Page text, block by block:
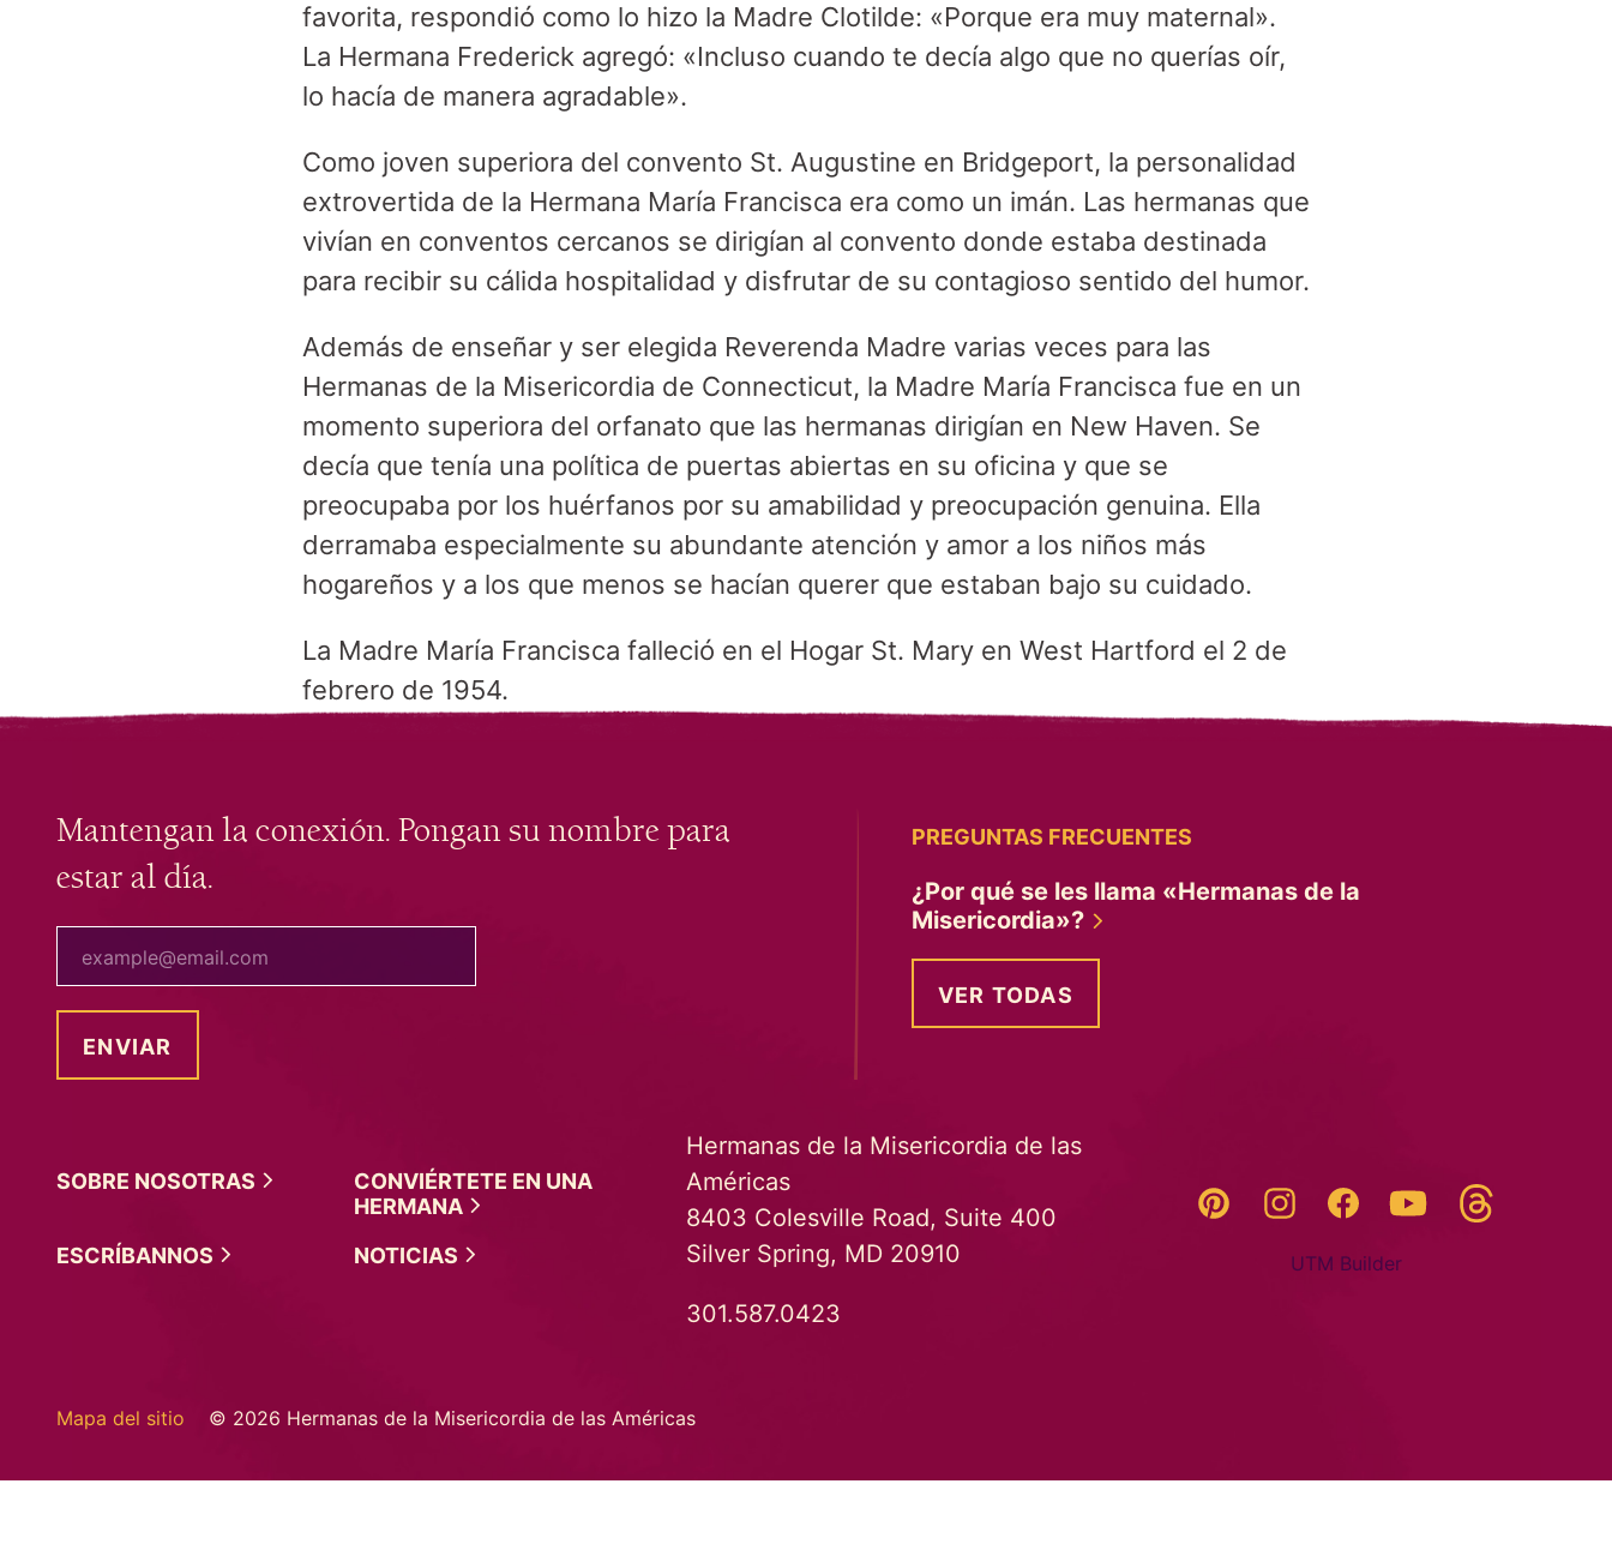
favorita, respondió como lo hizo la Madre Clotilde: «Porque era muy maternal».
La Hermana Frederick agregó: «Incluso cuando te decía algo que no querías oír,
lo hacía de manera agradable».
Como joven superiora del convento St. Augustine en Bridgeport, la personalidad
extrovertida de la Hermana María Francisca era como un imán. Las hermanas que
vivían en conventos cercanos se dirigían al convento donde estaba destinada
para recibir su cálida hospitalidad y disfrutar de su contagioso sentido del humor.
Además de enseñar y ser elegida Reverenda Madre varias veces para las
Hermanas de la Misericordia de Connecticut, la Madre María Francisca fue en un
momento superiora del orfanato que las hermanas dirigían en New Haven. Se
decía que tenía una política de puertas abiertas en su oficina y que se
preocupaba por los huérfanos por su amabilidad y preocupación genuina. Ella
derramaba especialmente su abundante atención y amor a los niños más
hogareños y a los que menos se hacían querer que estaban bajo su cuidado.
La Madre María Francisca falleció en el Hogar St. Mary en West Hartford el 2 de
febrero de 1954.
Mantengan la conexión. Pongan su nombre para
estar al día.
PREGUNTAS FRECUENTES
¿Por qué se les llama «Hermanas de la
Misericordia»?
VER TODAS
SOBRE NOSOTRAS
CONVIÉRTETE EN UNA
HERMANA
ESCRÍBANNOS
NOTICIAS
Hermanas de la Misericordia de las
Américas
8403 Colesville Road, Suite 400
Silver Spring, MD 20910
301.587.0423
Pinterest InstagramFacebookYouTube
UTM Builder
Mapa del sitio © 2026 Hermanas de la Misericordia de las Américas